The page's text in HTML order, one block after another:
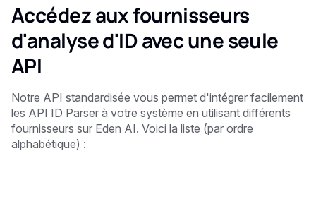
Accédez aux fournisseurs
d'analyse d'ID avec une seule
API
Notre API standardisée vous permet d'intégrer facilement
les API ID Parser à votre système en utilisant différents
fournisseurs sur Eden AI. Voici la liste (par ordre
alphabétique) :